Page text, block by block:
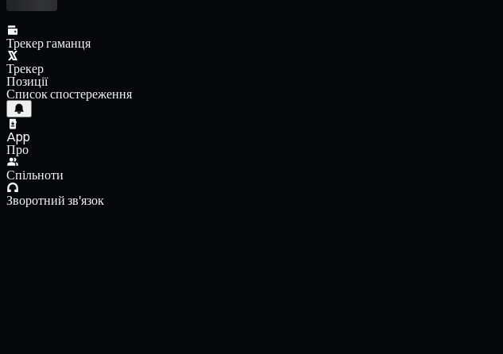
Трекер гаманця
Трекер
Позиції
Список спостереження
App
Про
Спільноти
Зворотний зв'язок